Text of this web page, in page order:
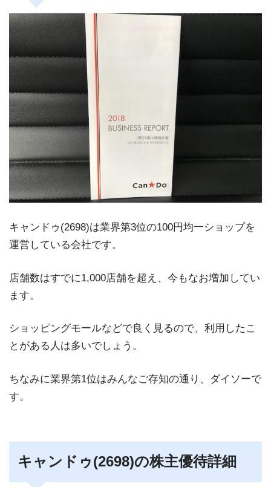
キャンドゥ(2698)は業界第3位の100円均一ショップを
運営している会社です。
店舗数はすでに1,000店舗を超え、今もなお増加してい
ます。
ショッピングモールなどで良く見るので、利用したこ
とがある人は多いでしょう。
ちなみに業界第1位はみんなご存知の通り、ダイソーで
す。
キャンドゥ(2698)の株主優待詳細